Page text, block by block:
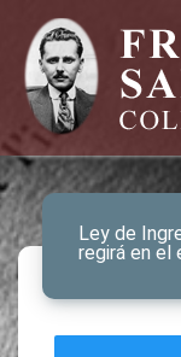
Ley de
regirá en el